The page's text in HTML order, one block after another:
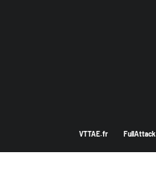
VTTAE.fr FullAttack